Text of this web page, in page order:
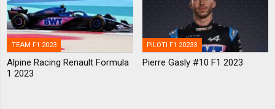
TEAM F1 2023
Alpine Racing Renault Formula
1 2023
PILOTI F1 20233
Pierre Gasly #10 F1 2023